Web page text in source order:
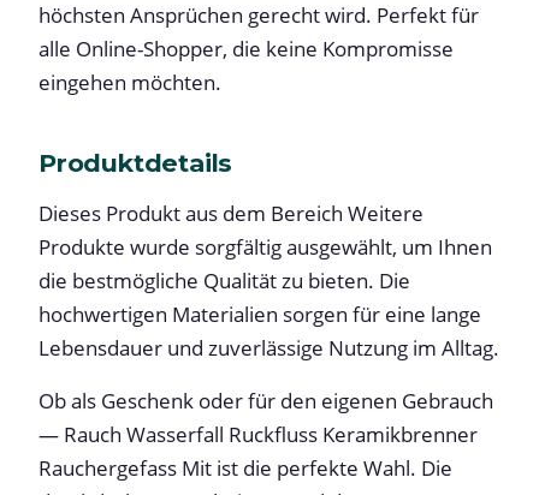
höchsten Ansprüchen gerecht wird. Perfekt für
alle Online-Shopper, die keine Kompromisse
eingehen möchten.
Produktdetails
Dieses Produkt aus dem Bereich Weitere
Produkte wurde sorgfältig ausgewählt, um Ihnen
die bestmögliche Qualität zu bieten. Die
hochwertigen Materialien sorgen für eine lange
Lebensdauer und zuverlässige Nutzung im Alltag.
Ob als Geschenk oder für den eigenen Gebrauch
— Rauch Wasserfall Ruckfluss Keramikbrenner
Rauchergefass Mit ist die perfekte Wahl. Die